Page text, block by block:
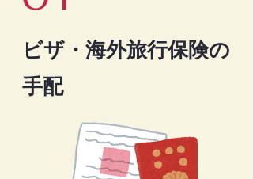
ビザ・海外旅行保険の
手配